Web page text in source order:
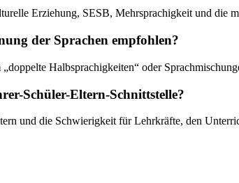
Erziehung, SESB, Mehrsprachigkeit und die
der Sprachen empfohlen?
Halbsprachigkeiten“ oder
Schüler-Eltern-Schnittstelle?
und die Schwierigkeit für Lehrkräfte, den